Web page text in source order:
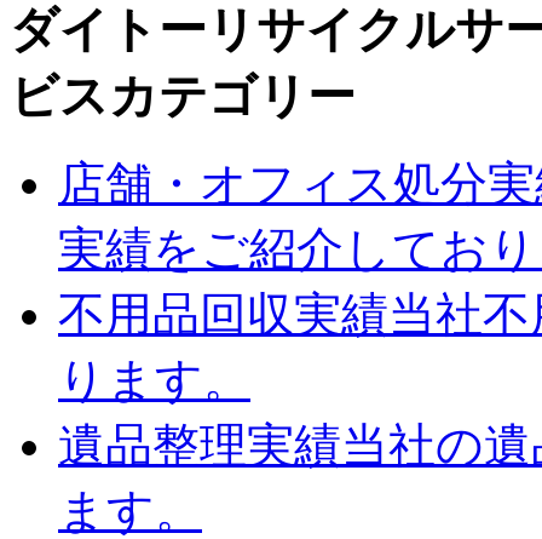
ダイトーリサイクルサ
ビスカテゴリー
店舗・オフィス処分
実績をご紹介してお
不用品回収実績当社
ります。
遺品整理実績当社の
ます。